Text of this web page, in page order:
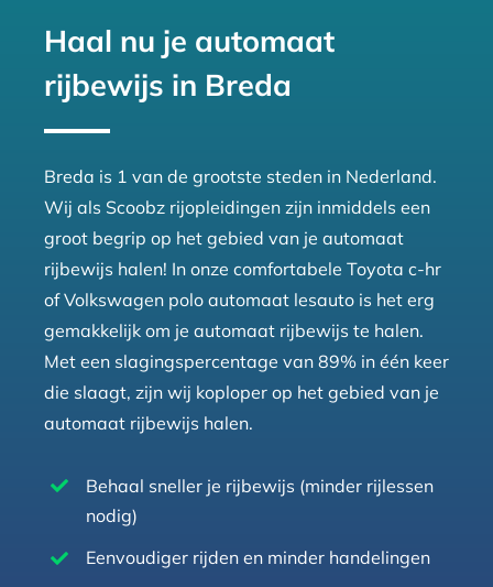
Haal nu je automaat
rijbewijs in Breda
Breda is 1 van de grootste steden in Nederland.
Wij als Scoobz rijopleidingen zijn inmiddels een
groot begrip op het gebied van je automaat
rijbewijs halen! In onze comfortabele Toyota c-hr
of Volkswagen polo automaat lesauto is het erg
gemakkelijk om je automaat rijbewijs te halen.
Met een slagingspercentage van 89% in één keer
die slaagt, zijn wij koploper op het gebied van je
automaat rijbewijs halen.
Behaal sneller je rijbewijs (minder rijlessen
nodig)
Eenvoudiger rijden en minder handelingen